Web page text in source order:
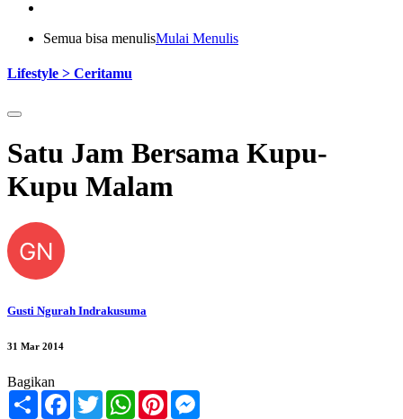
Semua bisa menulisMulai Menulis
Lifestyle > Ceritamu
Satu Jam Bersama Kupu-
Kupu Malam
GN
Gusti Ngurah Indrakusuma
31 Mar 2014
Bagikan
Share FacebookTwitterWhatsApp
Pinterest